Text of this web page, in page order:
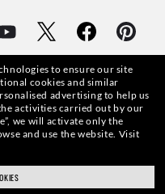
476
SUR LES PRODUITS
to ensure our site
cookies and similar
advertising to help us
activities carried out by our
we will activate only the
and use the website. Visit